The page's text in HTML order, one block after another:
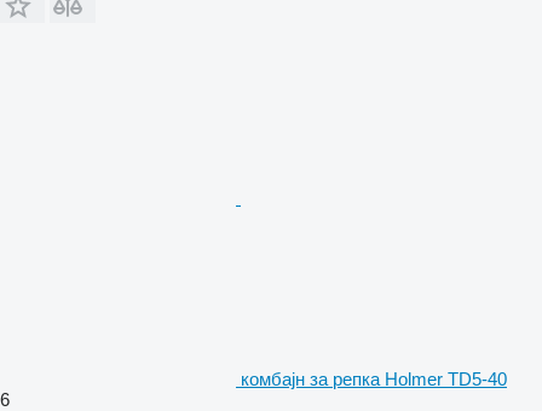
комбајн за репка Holmer TD5-40
6